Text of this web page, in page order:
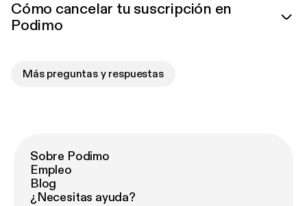
Cómo cancelar tu suscripción en
Podimo
Más preguntas y respuestas
Sobre Podimo
Empleo
Blog
¿Necesitas ayuda?